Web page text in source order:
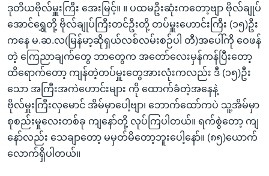
ဒုတိယဗိုလ်မှူးကြီး အေးမြင့်။ ။ ပထမဦးဆုံးကတော့ဗျာ ဗိုလ်ချုပ်
အောင်ရွှေတို့ ဗိုလ်ချုပ်ကြီးတင်ဦးတို့ တပ်မှူးဟောင်းကြီး (၁၅)ဦး
ကနေ မ.ဆ.လ(မြန်မာ့ဆိုရှယ်လစ်လမ်းစဉ်ပါ တီ)အပေါ်ကို ဝေဖန်
တဲ့ ကြေညာချက်တွေ ဘာတွေက အတော်လေးမှန်ကန်ပြီးတော့
ထိရောက်တော့ ကျန်တဲ့တပ်မှူးတွေအားလုံးကလည်း ဒီ (၁၅)ဦး
သော အကြီးအကဲဟောင်းများ ကို ထောက်ခံတဲ့အနေနဲ့
ဗိုလ်မှူးကြီးလှမောင် အိမ်မှာပေါ့ဗျာ၊ ဘောက်ထော်ကပဲ သူ့အိမ်မှာ
စုစည်းမှုလေးတစ်ခု ကျနော်တို့ လုပ်ကြပါတယ်။ ရက်စွဲတော့ ကျ
နော်လည်း သေချာတော့ မမှတ်မိတော့ဘူးပေါ့နော်။ (၈၅)ယောက်
လောက်ရှိပါတယ်။